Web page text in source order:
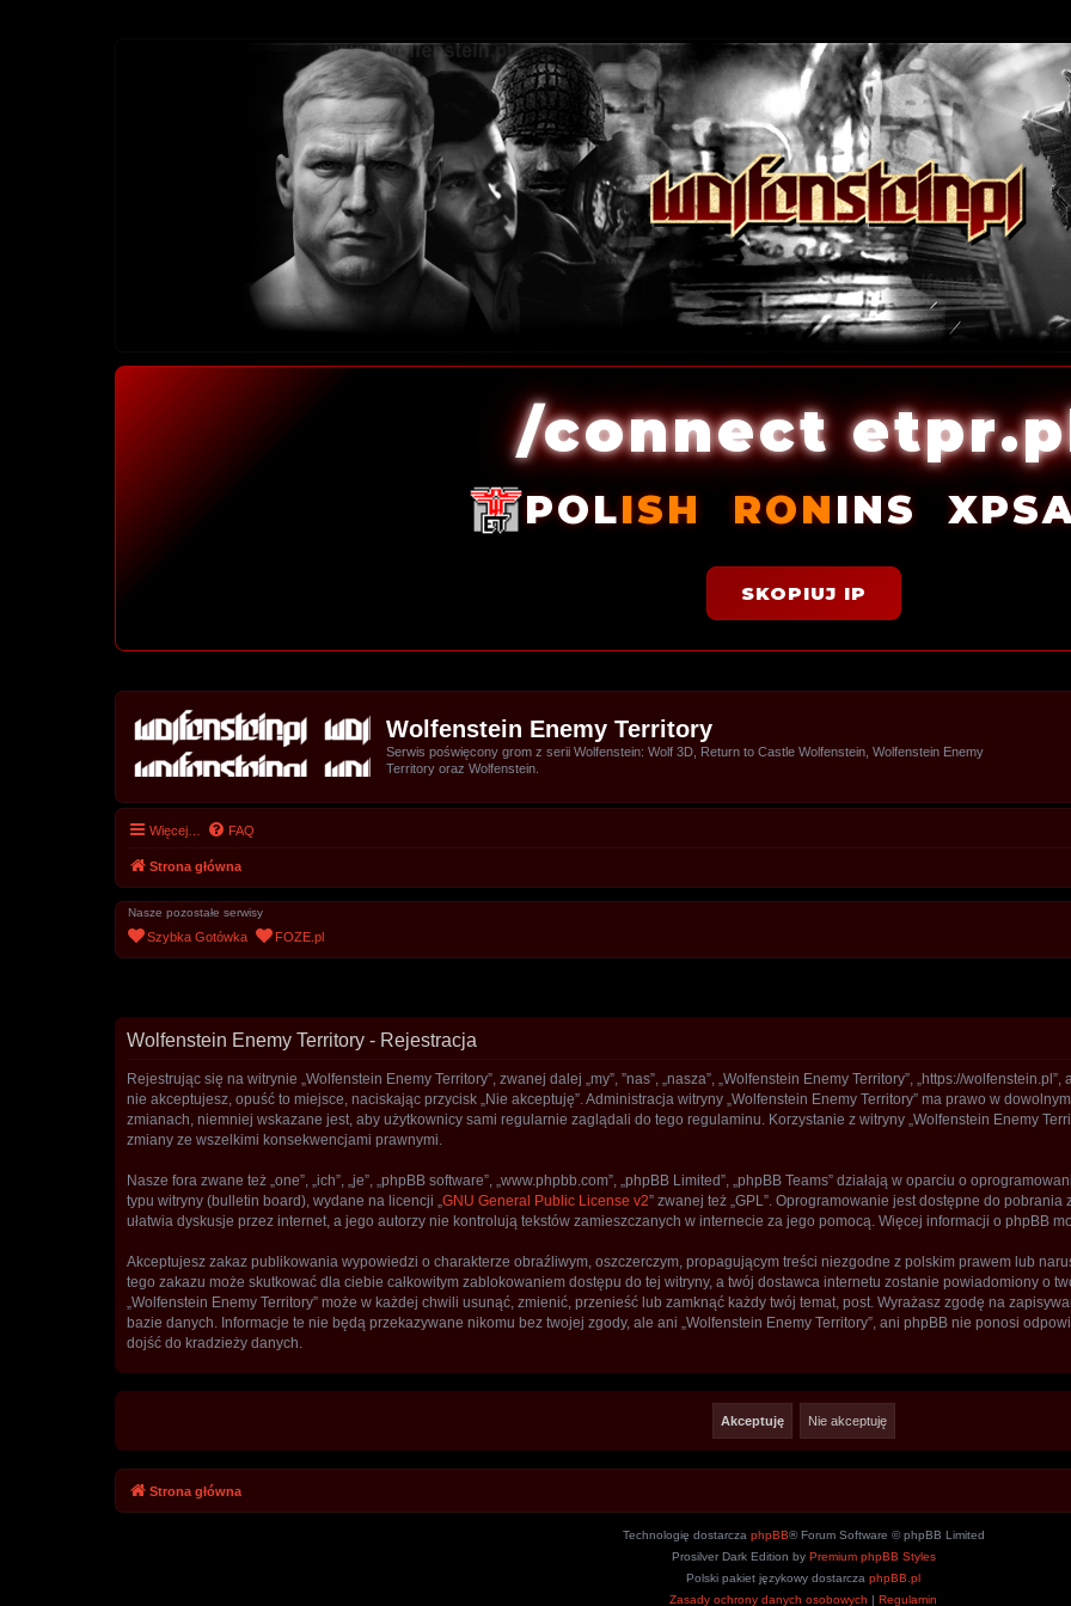
/connect
POLISH RONINS
SKOPIUJ IP
Wolfenstein Enemy Territory
Serwis poświęcony grom z serii Wolfenstein: Wolf 3D, Return to Castle Wolfenstein, Wolfenstein Enemy
Territory oraz Wolfenstein.
Więcej… FAQ
Strona główna
Nasze pozostałe serwisy
Szybka Gotówka FOZE.pl
Wolfenstein Enemy Territory - Rejestracja
Rejestrując się na witrynie „Wolfenstein Enemy Territory”, zwanej dalej „my”, ”nas”, „nasza”, „Wolfenstein Enemy Territory”, „https://
nie akceptujesz, opuść to miejsce, naciskając przycisk „Nie akceptuję”. Administracja witryny „Wolfenstein Enemy Territory” ma prawo w
zmianach, niemniej wskazane jest, aby użytkownicy sami regularnie zaglądali do tego regulaminu. Korzystanie z witryny „Wolfenstein Enemy
zmiany ze wszelkimi konsekwencjami prawnymi.
Nasze fora zwane też „one”, „ich”, „je”, „phpBB software”, „www.phpbb.com”, „phpBB Limited”, „phpBB Teams” działają w oparciu o
typu witryny (bulletin board), wydane na licencji „ GNU General Public License v2” zwanej też „GPL”. Oprogramowanie jest dostępne do pobrania
ułatwia dyskusje przez internet, a jego autorzy nie kontrolują tekstów zamieszczanych w internecie za jego pomocą. Więcej informacji o phpBB
Akceptujesz zakaz publikowania wypowiedzi o charakterze obraźliwym, oszczerczym, propagującym treści niezgodne z polskim prawem lub
tego zakazu może skutkować dla ciebie całkowitym zablokowaniem dostępu do tej witryny, a twój dostawca internetu zostanie powiadomiony o
„Wolfenstein Enemy Territory” może w każdej chwili usunąć, zmienić, przenieść lub zamknąć każdy twój temat, post. Wyrażasz zgodę na
bazie danych. Informacje te nie będą przekazywane nikomu bez twojej zgody, ale ani „Wolfenstein Enemy Territory”, ani phpBB nie ponosi
dojść do kradzieży danych.
Strona główna
Technologię dostarcza phpBB® Forum Software © phpBB Limited
Prosilver Dark Edition by Premium phpBB Styles
Polski pakiet językowy dostarcza phpBB.pl
Zasady ochrony danych osobowych | Regulamin